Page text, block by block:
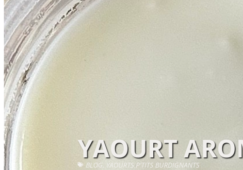
YAOURT
BLOG, YAOURTS P'TITS BURDIGNANTS